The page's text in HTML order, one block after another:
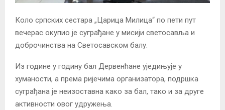
Коло српских сестара „Царица Милица“ по пети пут
вечерас окупио је суграђане у мисији светосавља и
доброчинства на Светосавском балу.
Из године у годину бал Дервенћане уједињује у
хуманости, а према ријечима организатора, подршка
суграђана је неизоставна како за бал, тако и за друге
активности овог удружења.